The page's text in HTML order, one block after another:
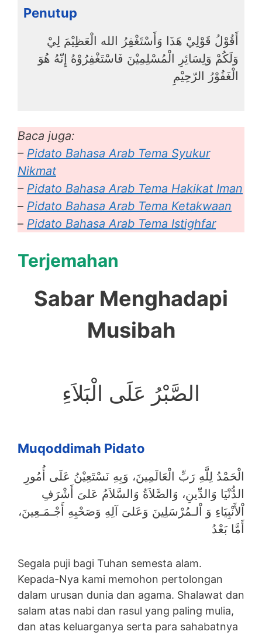
Penutup
أَقُوْلُ قَوْلِيْ هَذَا وَأَسْتَغْفِرُ الله الْعَظِيْمَ لِيْ
وَلَكُمْ وَلِسَائِرِ الْمُسْلِمِيْنَ فَاسْتَغْفِرُوْهُ إِنّهُ هُوَ
الْغَفُوْرُ الرّحِيْمِ
Baca juga:
– Pidato Bahasa Arab Tema Syukur
Nikmat
– Pidato Bahasa Arab Tema Hakikat Iman
– Pidato Bahasa Arab Tema Ketakwaan
– Pidato Bahasa Arab Tema Istighfar
Terjemahan
Sabar Menghadapi
Musibah
الصَّبْرُ عَلَى الْبَلاَءِ
Muqoddimah Pidato
الْحَمْدُ لِلَّهِ رَبِّ الْعَالَمِينَ، وَبِهِ نَسْتَعِيْنُ عَلَى أُمُورِ
الدُّنْيَا وَالدِّينِ، وَالصَّلاَةُ وَالسَّلاَمُ عَلىَ أَشْرَفِ
اْلأَنْبِيَاءِ وَ اْلـمُرْسَلِينَ وَعَلىَ آلِهِ وَصَحْبِهِ أَجْـمَـعِينَ،
أَمَّا بَعْدُ
Segala puji bagi Tuhan semesta alam.
Kepada-Nya kami memohon pertolongan
dalam urusan dunia dan agama. Shalawat dan
salam atas nabi dan rasul yang paling mulia,
dan atas keluarganya serta para sahabatnya